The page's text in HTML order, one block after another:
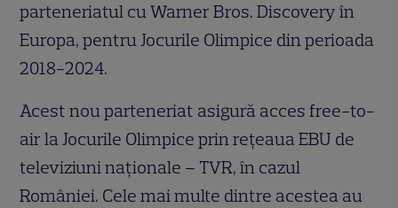
parteneriatul cu Warner Bros. Discovery în
Europa, pentru Jocurile Olimpice din perioada
2018-2024.
Acest nou parteneriat asigură acces free-to-
air la Jocurile Olimpice prin rețeaua EBU de
televiziuni naționale – TVR, în cazul
României. Cele mai multe dintre acestea au